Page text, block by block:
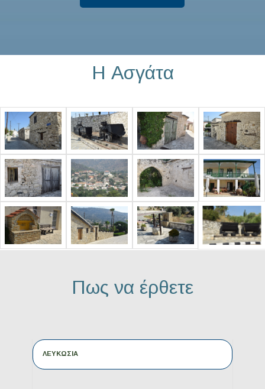
Η Ασγάτα
Πως να έρθετε
ΛΕΥΚΩΣΙΑ